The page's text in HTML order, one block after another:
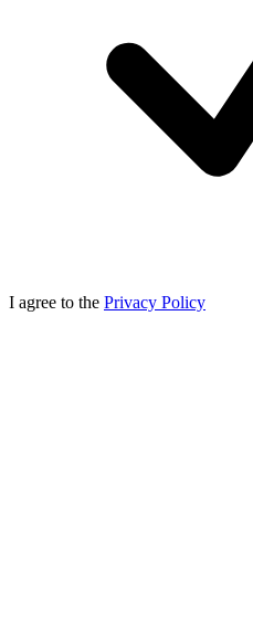
I agree to the Privacy Policy